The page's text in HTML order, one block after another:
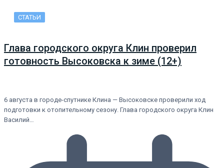
СТАТЬИ
Глава городского округа Клин проверил
готовность Высоковска к зиме (12+)
6 августа в городе-спутнике Клина — Высоковске проверили ход
подготовки к отопительному сезону. Глава городского округа Клин
Василий…